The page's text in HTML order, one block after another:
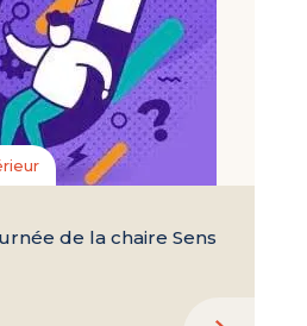
de la chaire Sens